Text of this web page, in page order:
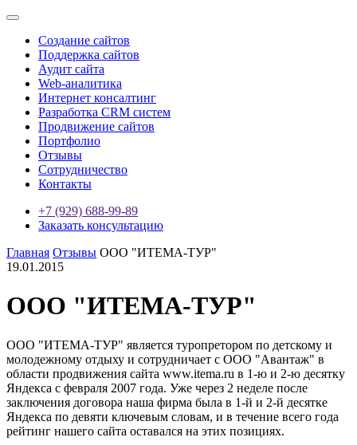
Создание сайтов
Поддержка сайтов
Аудит сайта
Web-аналитика
Интернет консалтинг
Разработка CRM систем
Продвижение сайтов
Портфолио
Отзывы
Сотрудничество
Контакты
+7 (929) 688-99-89
Заказать консультацию
Главная Отзывы ООО "ИТЕМА-ТУР"
19.01.2015
ООО "ИТЕМА-ТУР"
ООО "ИТЕМА-ТУР" является туропретором по детскому и
молодежному отдыху и сотрудничает с ООО "Авантаж" в
области продвижения сайта www.itema.ru в 1-ю и 2-ю десятку
Яндекса с февраля 2007 года. Уже через 2 неделе после
заключения договора наша фирма была в 1-й и 2-й десятке
Яндекса по девяти ключевым словам, и в течение всего года
рейтинг нашего сайта оставался на этих позициях.